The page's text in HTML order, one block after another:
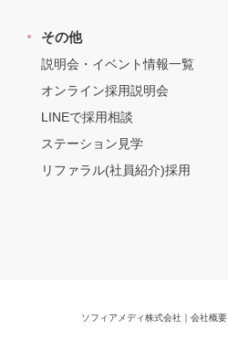
その他
説明会・イベント情報一覧
オンライン採用説明会
LINEで採用相談
ステーション見学
リファラル(社員紹介)採用
ソフィアメディ株式会社 会社概要